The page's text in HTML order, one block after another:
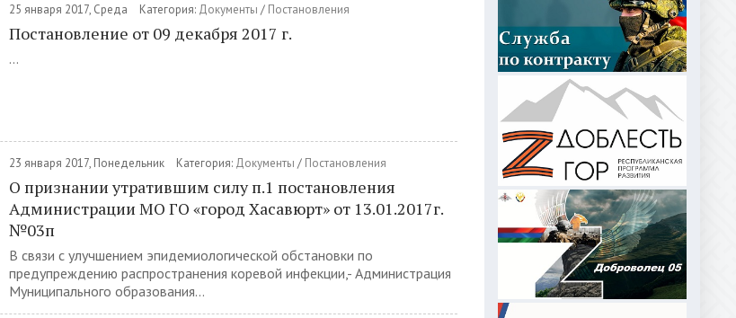
25 января 2017, Среда Категория: Документы / Постановления
Постановление от 09 декабря 2017 г.
...
23 января 2017, Понедельник Категория: Документы / Постановления
О признании утратившим силу п.1 постановления
Администрации МО ГО «город Хасавюрт» от 13.01.2017г.
№03п
В связи с улучшением эпидемиологической обстановки по
предупреждению распространения коревой инфекции,- Администрация
Муниципального образования...